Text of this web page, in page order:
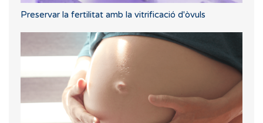
Preservar la fertilitat amb la vitrificació d'òvuls